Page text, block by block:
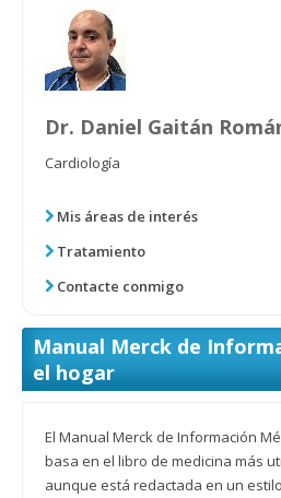
Dr. Daniel Gaitán
Cardiología
Mis áreas de interés
Tratamiento
Contacte conmigo
Manual Merck de
el hogar
El Manual Merck de Información
basa en el libro de medicina más
aunque está redactada en un